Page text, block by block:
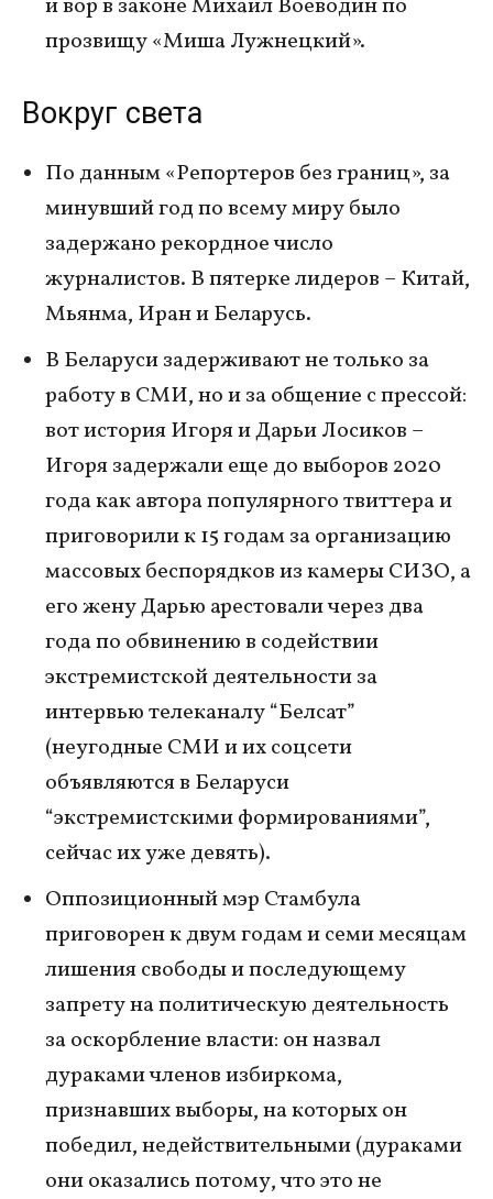
и вор в законе Михаил Воеводин по
прозвищу «Миша Лужнецкий».
Вокруг света
По данным «Репортеров без границ», за
минувший год по всему миру было
задержано рекордное число
журналистов. В пятерке лидеров – Китай,
Мьянма, Иран и Беларусь.
В Беларуси задерживают не только за
работу в СМИ, но и за общение с прессой:
вот история Игоря и Дарьи Лосиков –
Игоря задержали еще до выборов 2020
года как автора популярного твиттера и
приговорили к 15 годам за организацию
массовых беспорядков из камеры СИЗО, а
его жену Дарью арестовали через два
года по обвинению в содействии
экстремистской деятельности за
интервью телеканалу “Белсат”
(неугодные СМИ и их соцсети
объявляются в Беларуси
“экстремистскими формированиями”,
сейчас их уже девять).
Оппозиционный мэр Стамбула
приговорен к двум годам и семи месяцам
лишения свободы и последующему
запрету на политическую деятельность
за оскорбление власти: он назвал
дураками членов избиркома,
признавших выборы, на которых он
победил, недействительными (дураками
они оказались потому, что это не